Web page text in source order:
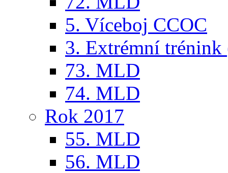
5. Víceboj CCOC
3. Extrémní trénink
73. MLD
74. MLD
Rok 2017
55. MLD
56. MLD